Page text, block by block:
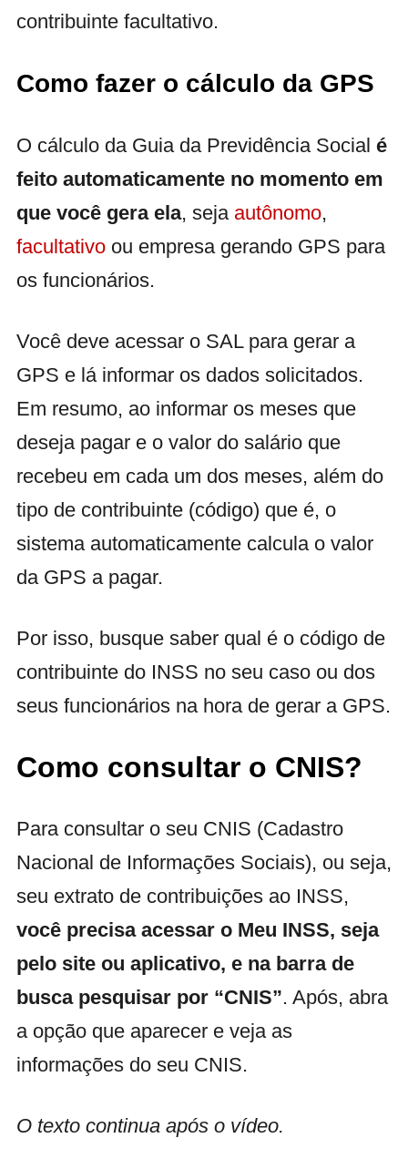
contribuinte facultativo.
Como fazer o cálculo da GPS
O cálculo da Guia da Previdência Social é
feito automaticamente no momento em
que você gera ela, seja autônomo,
facultativo ou empresa gerando GPS para
os funcionários.
Você deve acessar o SAL para gerar a
GPS e lá informar os dados solicitados.
Em resumo, ao informar os meses que
deseja pagar e o valor do salário que
recebeu em cada um dos meses, além do
tipo de contribuinte (código) que é, o
sistema automaticamente calcula o valor
da GPS a pagar.
Por isso, busque saber qual é o código de
contribuinte do INSS no seu caso ou dos
seus funcionários na hora de gerar a GPS.
Como consultar o CNIS?
Para consultar o seu CNIS (Cadastro
Nacional de Informações Sociais), ou seja,
seu extrato de contribuições ao INSS,
você precisa acessar o Meu INSS, seja
pelo site ou aplicativo, e na barra de
busca pesquisar por “CNIS”. Após, abra
a opção que aparecer e veja as
informações do seu CNIS.
O texto continua após o vídeo.